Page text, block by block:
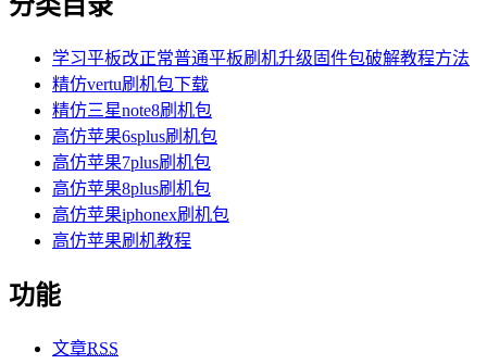
分类目录
学习平板改正常普通平板刷机升级固件包破解教程方法
精仿vertu刷机包下载
精仿三星note8刷机包
高仿苹果6splus刷机包
高仿苹果7plus刷机包
高仿苹果8plus刷机包
高仿苹果iphonex刷机包
高仿苹果刷机教程
功能
文章RSS